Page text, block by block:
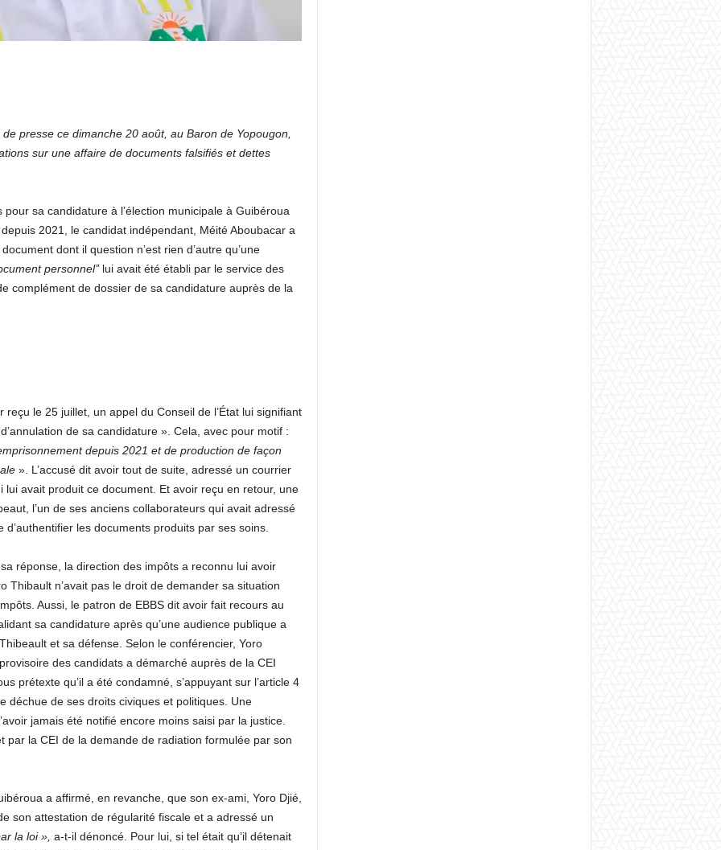
presse ce dimanche 20 août, au Baron de Yopougon,
sur une affaire de documents falsifiés et dettes
sa candidature à l’élection municipale à Guibéroua
2021, le candidat indépendant, Méité Aboubacar a
dont il question n’est rien d’autre qu’une
personnel’’lui avait été établi par le service des
complément de dossier de sa candidature auprès de la
le 25 juillet, un appel du Conseil de l’État lui signifiant
de sa candidature ». Cela, avec pour motif :
depuis 2021 et de production de façon
». L’accusé dit avoir tout de suite, adressé un courrier
avait produit ce document. Et avoir reçu en retour, une
l’un de ses anciens collaborateurs qui avait adressé
les documents produits par ses soins.
réponse, la direction des impôts a reconnu lui avoir
Thibault n’avait pas le droit de demander sa situation
Aussi, le patron de EBBS dit avoir fait recours au
sa candidature après qu’une audience publique a
et sa défense. Selon le conférencier, Yoro
des candidats a démarché auprès de la CEI
prétexte qu’il a été condamné, s’appuyant sur l’article 4
déchue de ses droits civiques et politiques. Une
jamais été notifié encore moins saisi par la justice.
par la CEI de la demande de radiation formulée par son
a affirmé, en revanche, que son ex-ami, Yoro Djié,
son attestation de régularité fiscale et a adressé un
la loi », a-t-il dénoncé. Pour lui, si tel était qu’il détenait